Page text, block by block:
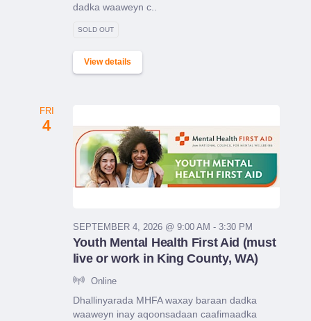
dadka waaweyn c..
SOLD OUT
View details
FRI
4
SEPTEMBER 4, 2026 @ 9:00 AM - 3:30 PM
Youth Mental Health First Aid (must
live or work in King County, WA)
Online
Dhallinyarada MHFA waxay baraan dadka
waaweyn inay aqoonsadaan caafimaadka